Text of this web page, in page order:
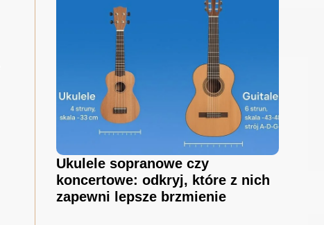
Ukulele sopranowe czy
koncertowe: odkryj, które z nich
zapewni lepsze brzmienie